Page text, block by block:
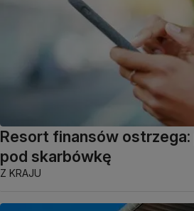
Resort finansów
pod skarbówkę
Z KRAJU